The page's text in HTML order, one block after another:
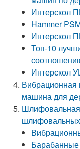
Интерскол
Hammer
Интерскол
Топ-10
Интерскол
Вибрационная
машина для